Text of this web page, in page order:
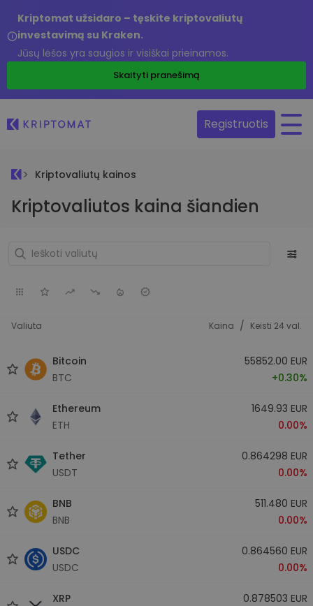
Kriptomat užsidaro – tęskite kriptovaliutų
investavimą su Kraken.
Jūsų lėšos yra saugios ir visiškai prieinamos.
Skaityti pranešimą
Registruotis
Kriptovaliutų kainos
Kriptovaliutos kaina šiandien
Valiuta Kaina / Keisti 24 val.
Bitcoin
BTC
55852.00 EUR
+0.30%
Ethereum
ETH
1649.93 EUR
0.00%
Tether
USDT
0.864298 EUR
0.00%
BNB
BNB
511.480 EUR
0.00%
USDC
USDC
0.864560 EUR
0.00%
XRP
0.878503 EUR